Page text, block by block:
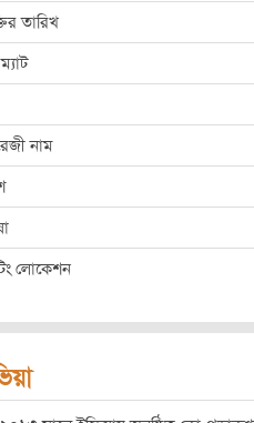
তারিখ
নাম
লোকেশন